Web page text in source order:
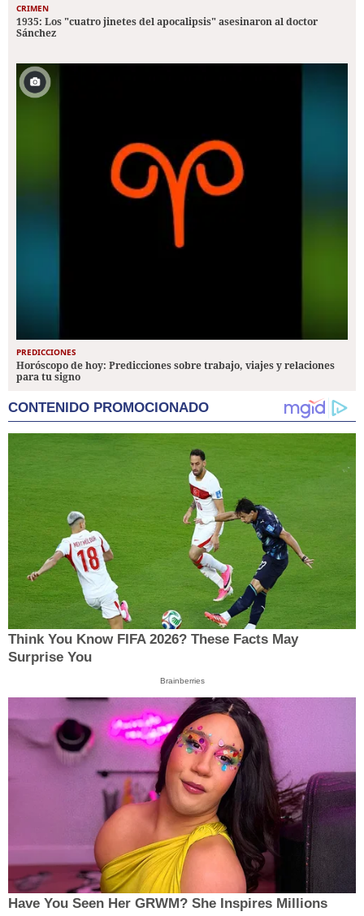
CRIMEN
1935: Los "cuatro jinetes del apocalipsis" asesinaron al doctor
Sánchez
PREDICCIONES
Horóscopo de hoy: Predicciones sobre trabajo, viajes y relaciones
para tu signo
CONTENIDO PROMOCIONADO
Think You Know FIFA 2026? These Facts May
Surprise You
Brainberries
Have You Seen Her GRWM? She Inspires Millions